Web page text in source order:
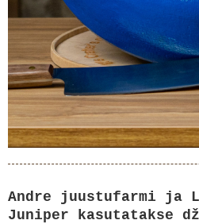
Andre juustufarmi ja
Juniper kasutatakse